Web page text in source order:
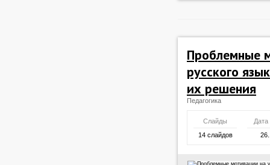
Проблемные
русского
их решения
Педагогика
Слайды
Дата
14 слайдов